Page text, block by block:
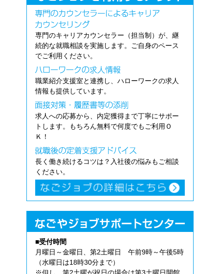
専門のキャリアカウンセラー（担当制）が、継
続的な就職相談を実施します。ご自身のペース
でご利用ください。
職業紹介支援室と連携し、ハローワークの求人
情報も提供しています。
求人への応募から、内定獲得まで丁寧にサポー
トします。もちろん無料で何度でもご利用Ｏ
Ｋ！
長く働き続けるコツは？入社後の悩みもご相談
ください。
■受付時間
月曜日～金曜日、第2土曜日 午前9時～午後5時
（水曜日は18時30分まで）